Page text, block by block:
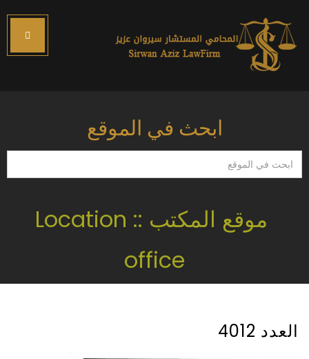
ابحث في الموقع
ابحث
في
موقع المكتب :: Location
office
العدد 4012